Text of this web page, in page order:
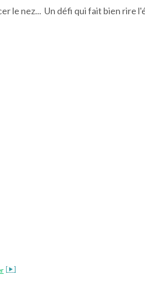
le nez... Un défi qui fait bien rire